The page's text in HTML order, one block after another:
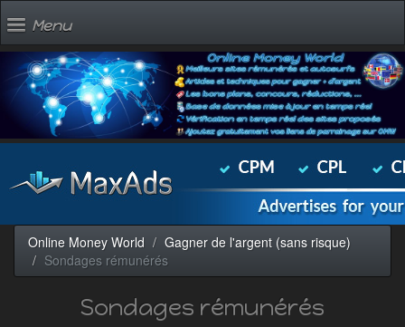
Menu
Online Money World
Gagner de l'argent (sans risque)
Sondages rémunérés
Sondages rémunérés